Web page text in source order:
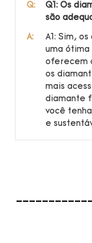
Q:
Q1: Os
são
A:
A1: Sim,
uma ótima
oferecem
os
mais
diamante
você
e
-------------